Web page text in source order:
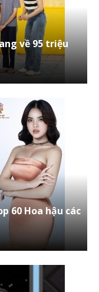
về 95 triệu
60 Hoa hậu các